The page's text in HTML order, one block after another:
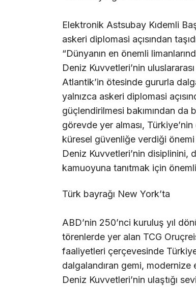
Elektronik Astsubay Kıdemli
askeri diplomasi açısından
“Dünyanın en önemli
Deniz Kuvvetleri’nin
Atlantik’in ötesinde gururla
yalnızca askeri diplomasi
güçlendirilmesi bakımından da
görevde yer alması,
küresel güvenliğe verdiği
Deniz Kuvvetleri’nin disiplinini,
kamuoyuna tanıtmak için
Türk bayrağı New York’ta
ABD’nin 250’nci kuruluş yıl
törenlerde yer alan TCG
faaliyetleri çerçevesinde
dalgalandıran gemi,
Deniz Kuvvetleri’nin ulaştığı